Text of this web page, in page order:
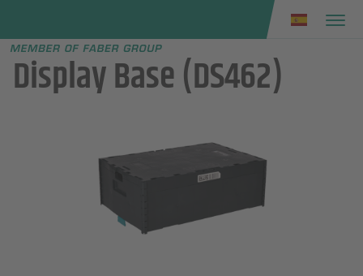
menu
Display Base (DS462)